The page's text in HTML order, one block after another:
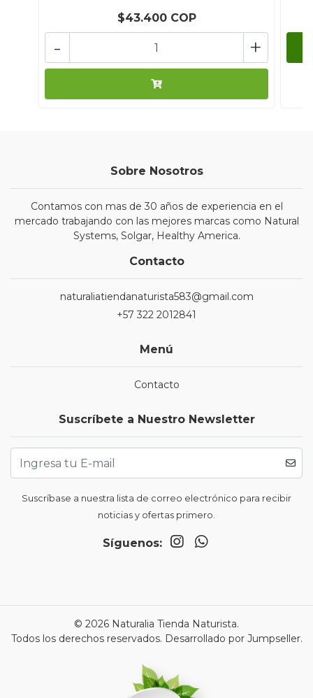
$43.400 COP
+
-
Sobre Nosotros
Contamos con mas de 30 años de experiencia en el
mercado trabajando con las mejores marcas como Natural
Systems, Solgar, Healthy America.
Contacto
naturaliatiendanaturista583@gmail.com
+57 322 2012841
Menú
Contacto
Suscríbete a Nuestro Newsletter
Suscríbase a nuestra lista de correo electrónico para recibir
noticias y ofertas primero.
Síguenos:
© 2026 Naturalia Tienda Naturista.
Todos los derechos reservados. Desarrollado por Jumpseller.